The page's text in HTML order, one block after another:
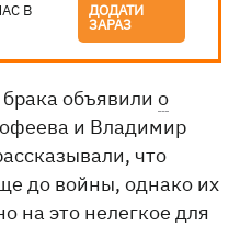
В ДОДАТИ
ЗАРАЗ
брака объявилио
и Владимир
что
до войны, однако их
на это нелегкое для